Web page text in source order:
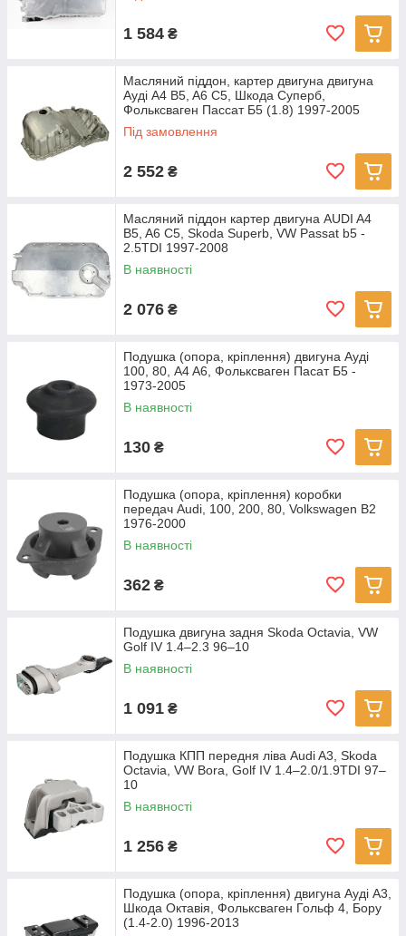
1 584 ₴
Масляний піддон, картер двигуна двигуна
Ауді A4 B5, A6 C5, Шкода Суперб,
Фольксваген Пассат Б5 (1.8) 1997-2005
Під замовлення
2 552 ₴
Масляний піддон картер двигуна AUDI A4
B5, A6 C5, Skoda Superb, VW Passat b5 -
2.5TDI 1997-2008
В наявності
2 076 ₴
Подушка (опора, кріплення) двигуна Ауді
100, 80, A4 A6, Фольксваген Пасат Б5 -
1973-2005
В наявності
130 ₴
Подушка (опора, кріплення) коробки
передач Audi, 100, 200, 80, Volkswagen B2
1976-2000
В наявності
362 ₴
Подушка двигуна задня Skoda Octavia, VW
Golf IV 1.4–2.3 96–10
В наявності
1 091 ₴
Подушка КПП передня ліва Audi A3, Skoda
Octavia, VW Bora, Golf IV 1.4–2.0/1.9TDI 97–
10
В наявності
1 256 ₴
Подушка (опора, кріплення) двигуна Ауді А3,
Шкода Октавія, Фольксваген Гольф 4, Бору
(1.4-2.0) 1996-2013